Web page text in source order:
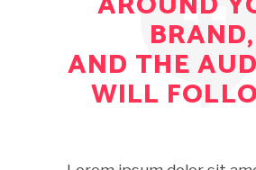
BRAND,
AND THE
WILL